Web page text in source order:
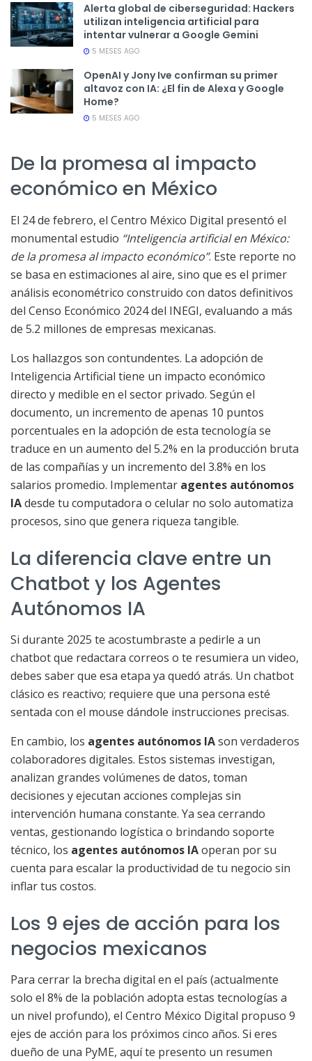
Alerta global de ciberseguridad: Hackers
utilizan inteligencia artificial para
intentar vulnerar a Google Gemini
5 MESES AGO
OpenAI y Jony Ive confirman su primer
altavoz con IA: ¿El fin de Alexa y Google
Home?
5 MESES AGO
De la promesa al impacto
económico en México
El 24 de febrero, el Centro México Digital presentó el
monumental estudio “Inteligencia artificial en México:
de la promesa al impacto económico”. Este reporte no
se basa en estimaciones al aire, sino que es el primer
análisis econométrico construido con datos definitivos
del Censo Económico 2024 del INEGI, evaluando a más
de 5.2 millones de empresas mexicanas.​
Los hallazgos son contundentes. La adopción de
Inteligencia Artificial tiene un impacto económico
directo y medible en el sector privado. Según el
documento, un incremento de apenas 10 puntos
porcentuales en la adopción de esta tecnología se
traduce en un aumento del 5.2% en la producción bruta
de las compañías y un incremento del 3.8% en los
salarios promedio. Implementar agentes autónomos
IAdesde tu computadora o celular no solo automatiza
procesos, sino que genera riqueza tangible.
La diferencia clave entre un
Chatbot y los Agentes
Autónomos IA
Si durante 2025 te acostumbraste a pedirle a un
chatbot que redactara correos o te resumiera un video,
debes saber que esa etapa ya quedó atrás. Un chatbot
clásico es reactivo; requiere que una persona esté
sentada con el mouse dándole instrucciones precisas.
En cambio, los agentes autónomos IAson verdaderos
colaboradores digitales. Estos sistemas investigan,
analizan grandes volúmenes de datos, toman
decisiones y ejecutan acciones complejas sin
intervención humana constante. Ya sea cerrando
ventas, gestionando logística o brindando soporte
técnico, los agentes autónomos IAoperan por su
cuenta para escalar la productividad de tu negocio sin
inflar tus costos.
Los 9 ejes de acción para los
negocios mexicanos
Para cerrar la brecha digital en el país (actualmente
solo el 8% de la población adopta estas tecnologías a
un nivel profundo), el Centro México Digital propuso 9
ejes de acción para los próximos cinco años. Si eres
dueño de una PyME, aquí te presento un resumen